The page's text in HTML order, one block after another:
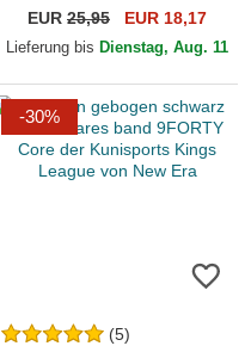
Core der PIO FC Kings
League von New Era
EUR 25,95 EUR 18,17
Lieferung bis Dienstag, Aug. 11
-30%
(5)